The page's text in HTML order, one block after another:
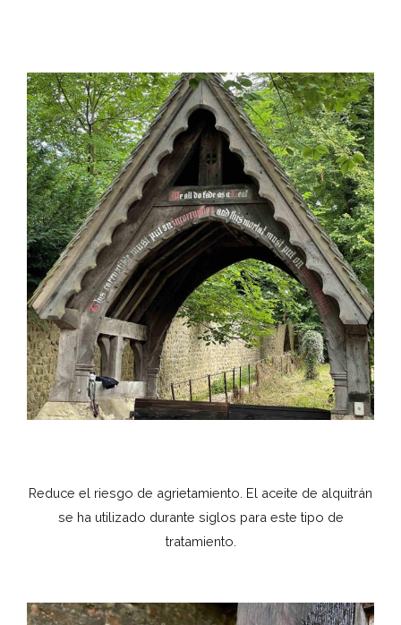
Reduce el riesgo de agrietamiento. El aceite de alquitrán
se ha utilizado durante siglos para este tipo de
tratamiento.